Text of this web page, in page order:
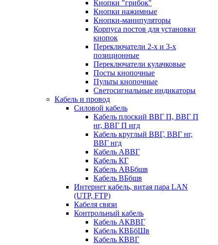
Кнопки "грибок"
Кнопки нажимные
Кнопки-манипуляторы
Корпуса постов для установки
кнопок
Переключатели 2-х и 3-х
позиционные
Переключатели кулачковые
Посты кнопочные
Пульты кнопочные
Светосигнальные индикаторы
Кабель и провод
Силовой кабель
Кабель плоский ВВГ П, ВВГ П
нг, ВВГ П нгд
Кабель круглый ВВГ, ВВГ нг,
ВВГ нгд
Кабель АВВГ
Кабель КГ
Кабель АВБбшв
Кабель ВБбшв
Интернет кабель, витая пара LAN
(UTP, FTP)
Кабеля связи
Контрольный кабель
Кабель АКВВГ
Кабель КВБбШв
Кабель КВВГ